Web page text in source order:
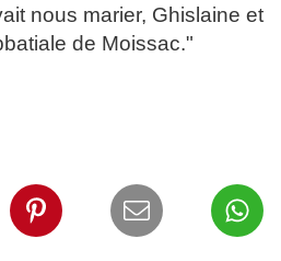
nous marier, Ghislaine et
de Moissac."